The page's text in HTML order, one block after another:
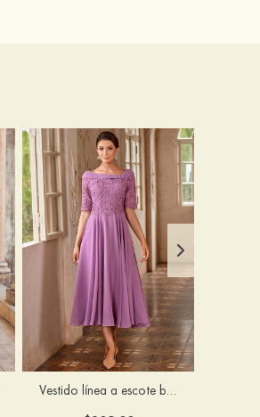
Vestido línea a escote bandeja gasa hasta la tibia vestido de madrina